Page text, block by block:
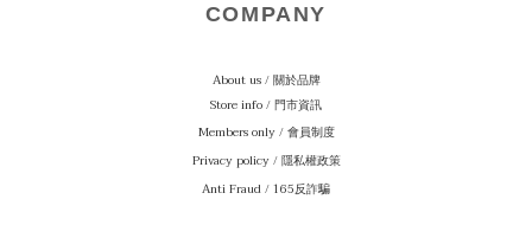
COMPANY
About us / 關於品牌
Store info / 門市資訊
Members only / 會員制度
Privacy policy / 隱私權政策
Anti Fraud / 165反詐騙